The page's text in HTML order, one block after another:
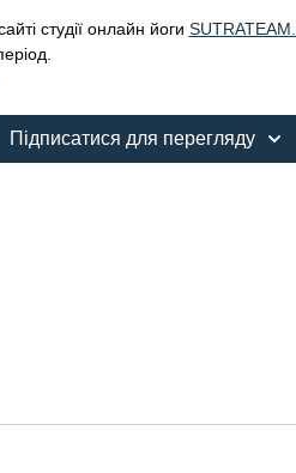
студії онлайн йоги
Підписатися для перегляду